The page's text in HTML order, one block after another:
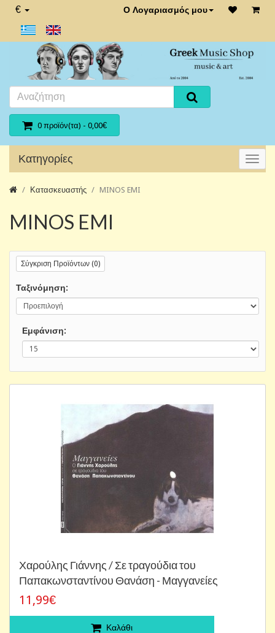
€ Ο Λογαριασμός μου
0 προϊόν(τα) - 0,00€
Κατηγορίες
Κατασκευαστής MINOS EMI
MINOS EMI
Σύγκριση Προϊόντων (0)
Ταξινόμηση:
Εμφάνιση:
Χαρούλης Γιάννης / Σε τραγούδια του
Παπακωνσταντίνου Θανάση - Μαγγανείες
11,99€
Καλάθι